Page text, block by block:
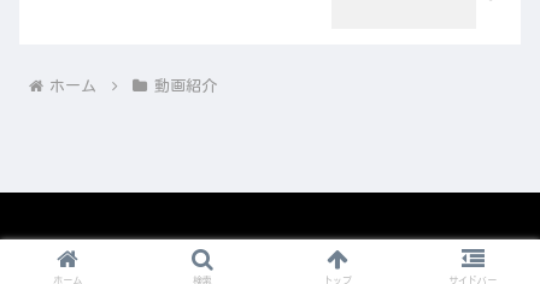
ホーム 動画紹介
© 2008-2026 1nico.
ホーム 検索 トップ サイドバー